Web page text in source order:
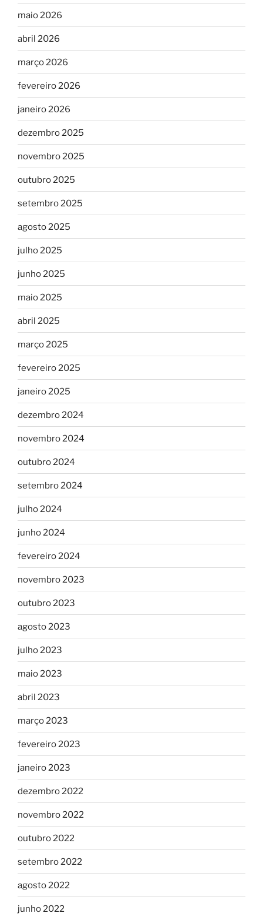
maio 2026
abril 2026
março 2026
fevereiro 2026
janeiro 2026
dezembro 2025
novembro 2025
outubro 2025
setembro 2025
agosto 2025
julho 2025
junho 2025
maio 2025
abril 2025
março 2025
fevereiro 2025
janeiro 2025
dezembro 2024
novembro 2024
outubro 2024
setembro 2024
julho 2024
junho 2024
fevereiro 2024
novembro 2023
outubro 2023
agosto 2023
julho 2023
maio 2023
abril 2023
março 2023
fevereiro 2023
janeiro 2023
dezembro 2022
novembro 2022
outubro 2022
setembro 2022
agosto 2022
junho 2022